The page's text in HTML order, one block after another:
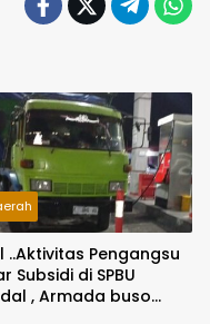
..Aktivitas Pengangsu
Subsidi di SPBU
, Armada buso